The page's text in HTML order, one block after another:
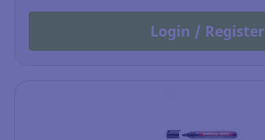
Login / Register